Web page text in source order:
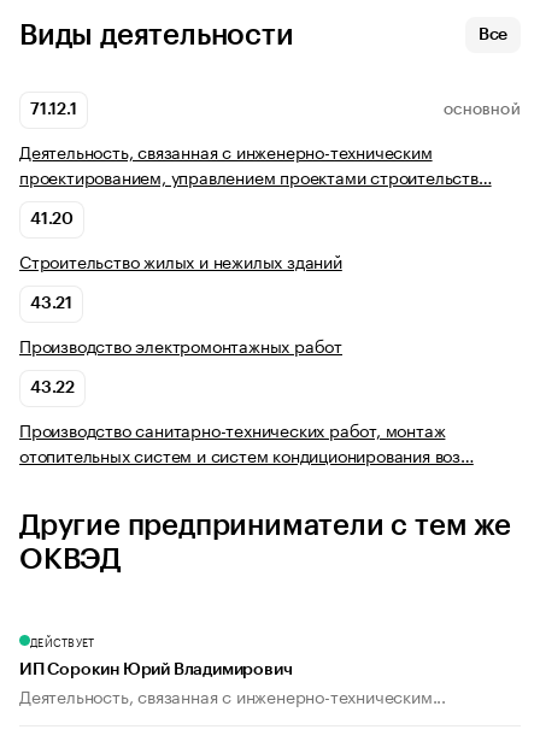
Виды деятельности Все
71.12.1 ОСНОВНОЙ
Деятельность, связанная с инженерно-техническим
проектированием, управлением проектами строительств…
41.20
Строительство жилых и нежилых зданий
43.21
Производство электромонтажных работ
43.22
Производство санитарно-технических работ, монтаж
отопительных систем и систем кондиционирования воз…
Другие предприниматели с тем же
ОКВЭД
ДЕЙСТВУЕТ
ИП Сорокин Юрий Владимирович
Деятельность, связанная с инженерно-техническим...